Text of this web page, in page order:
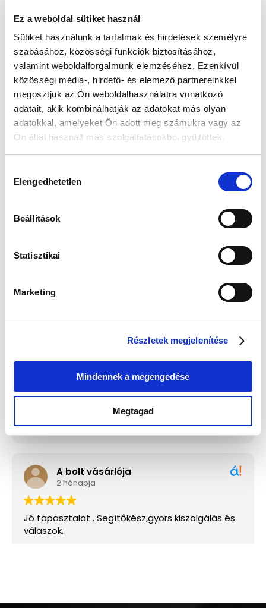
Ez a weboldal sütiket használ
Sütiket használunk a tartalmak és hirdetések személyre
szabásához, közösségi funkciók biztosításához,
valamint weboldalforgalmunk elemzéséhez. Ezenkívül
közösségi média-, hirdető- és elemező partnereinkkel
megosztjuk az Ön weboldalhasználatra vonatkozó
adatait, akik kombinálhatják az adatokat más olyan
adatokkal, amelyeket Ön adott meg számukra vagy az
Ön által használt más szolgáltatásokból gyűjtöttek.
kiválasztása
Elengedhetetlen
Beállítások
Statisztikai
Marketing
Részletek megjelenítése
Mindennek a megengedése
Megtagad
47 900 Ft
Az elmúlt 30 nap legjobb ára: 47 900 Ft
KOSÁRBA TESZ
Guess JUBE02244JWRHT
Válassz egyet, majd kattints a Kosárba gombra! Ha most kihagyod, a